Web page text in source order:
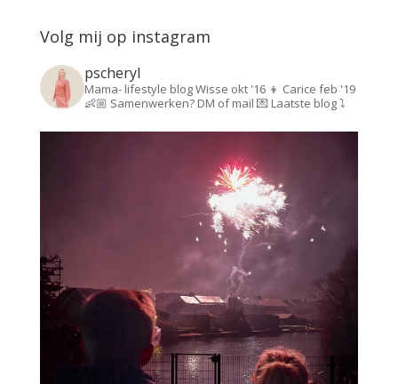
Volg mij op instagram
pscheryl
Mama- lifestyle blogWisse okt '16 👦 Carice feb '19
👶🏼 Samenwerken? DM of mail 💌Laatste blog ⤵️